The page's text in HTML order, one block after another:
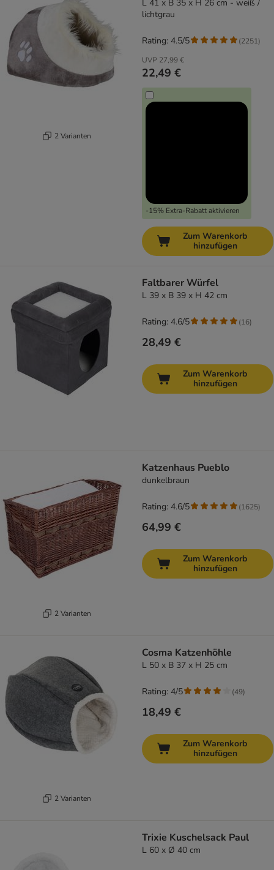
2 Varianten
L 41 x B 35 x H 26 cm - weiß /
lichtgrau
UVP 27,99 €
22,49 €
-15% Extra-Rabatt aktivieren
Rating: 4.5/5 (2251)
Zum Warenkorb
hinzufügen
Faltbarer Würfel
L 39 x B 39 x H 42 cm
28,49 €
Rating: 4.6/5 (16)
Zum Warenkorb
hinzufügen
2 Varianten
Katzenhaus Pueblo
dunkelbraun
64,99 €
Rating: 4.6/5 (1625)
Zum Warenkorb
hinzufügen
2 Varianten
Cosma Katzenhöhle
L 50 x B 37 x H 25 cm
18,49 €
Rating: 4/5 (49)
Zum Warenkorb
hinzufügen
Trixie Kuschelsack Paul
L 60 x Ø 40 cm